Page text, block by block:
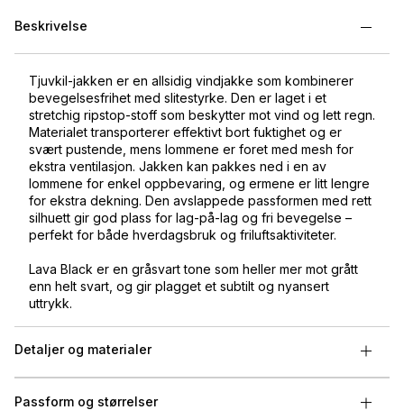
Beskrivelse
Tjuvkil-jakken er en allsidig vindjakke som kombinerer
bevegelsesfrihet med slitestyrke. Den er laget i et
stretchig ripstop-stoff som beskytter mot vind og lett regn.
Materialet transporterer effektivt bort fuktighet og er
svært pustende, mens lommene er foret med mesh for
ekstra ventilasjon. Jakken kan pakkes ned i en av
lommene for enkel oppbevaring, og ermene er litt lengre
for ekstra dekning. Den avslappede passformen med rett
silhuett gir god plass for lag-på-lag og fri bevegelse –
perfekt for både hverdagsbruk og friluftsaktiviteter.
Lava Black er en gråsvart tone som heller mer mot grått
enn helt svart, og gir plagget et subtilt og nyansert
uttrykk.
Detaljer og materialer
Passform og størrelser